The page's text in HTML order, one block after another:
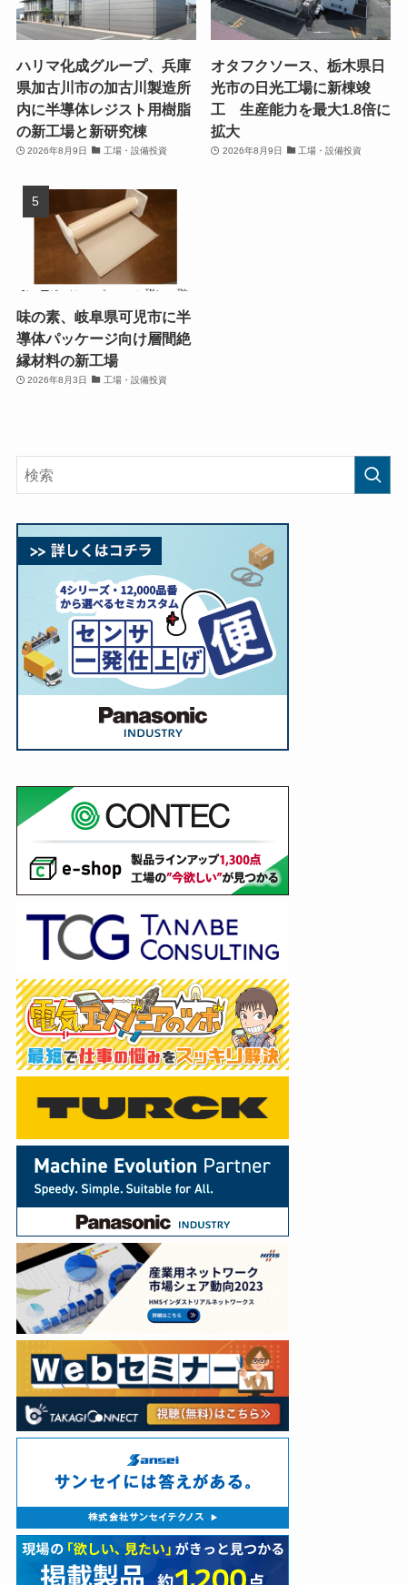
ハリマ化成グループ、兵庫
県加古川市の加古川製造所
内に半導体レジスト用樹脂
の新工場と新研究棟
2026年8月9日 工場・設備投資
オタフクソース、栃木県日
光市の日光工場に新棟竣
工 生産能力を最大1.8倍に
拡大
2026年8月9日 工場・設備投資
味の素、岐阜県可児市に半
導体パッケージ向け層間絶
縁材料の新工場
2026年8月3日 工場・設備投資